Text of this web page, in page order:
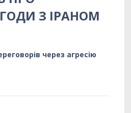
З ІРАНОМ
через агресію